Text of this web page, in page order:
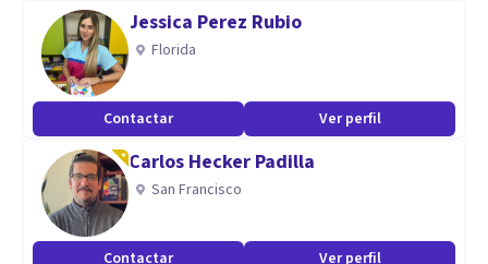
Aptitudes
Cuento con 10 años de experiencia en el tratamiento de
pacientes y desarrollo de programas de intervención. He
colaborado en el sistema penitenciario federal, clínicas de
tratamiento en adicciones, además de la práctica privada.
Jessica Perez Rubio
Florida
Contactar Ver perfil
Carlos Hecker Padilla
San Francisco
Contactar Ver perfil